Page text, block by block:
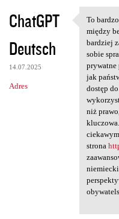
ChatGPT
Deutsch
14.07.2025
Adres
To
To
między
bardziej
sobie
jak
dostęp
niż
strona